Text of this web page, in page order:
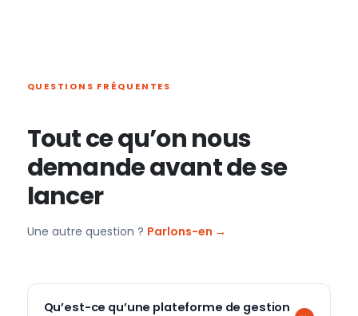
QUESTIONS FRÉQUENTES
Tout ce qu’on nous
demande avant de se
lancer
Une autre question ? Parlons-en →
Qu’est-ce qu’une plateforme de gestion